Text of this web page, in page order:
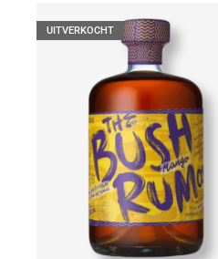
UITVERKOCHT